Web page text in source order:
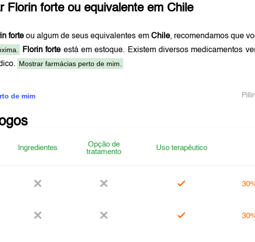
Florin forteou equivalente em Chile
forteou algum de seus equivalentes em Chile, recomendamos que
Florin forte está em estoque. Existem diversos medicamentos
Mostrar farmácias perto de mim.
de mim
Ingredientes
Opção de
tratamento
Uso terapêutico